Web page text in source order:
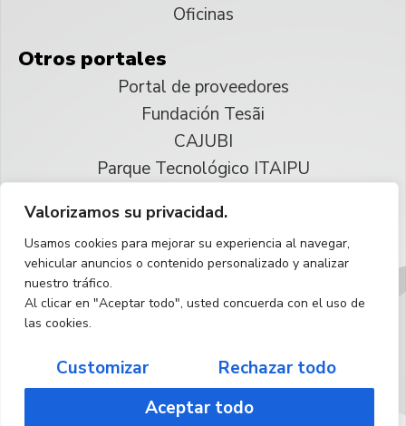
Valorizamos su privacidad.
Usamos cookies para mejorar su experiencia al navegar,
vehicular anuncios o contenido personalizado y analizar
nuestro tráfico.
Al clicar en "Aceptar todo", usted concuerda con el uso de
las cookies.
Customizar
Rechazar todo
Aceptar todo
Oficinas
Otros portales
Portal de proveedores
Fundación Tesãi
CAJUBI
Parque Tecnológico ITAIPU
Reservados todos los derechos
Español